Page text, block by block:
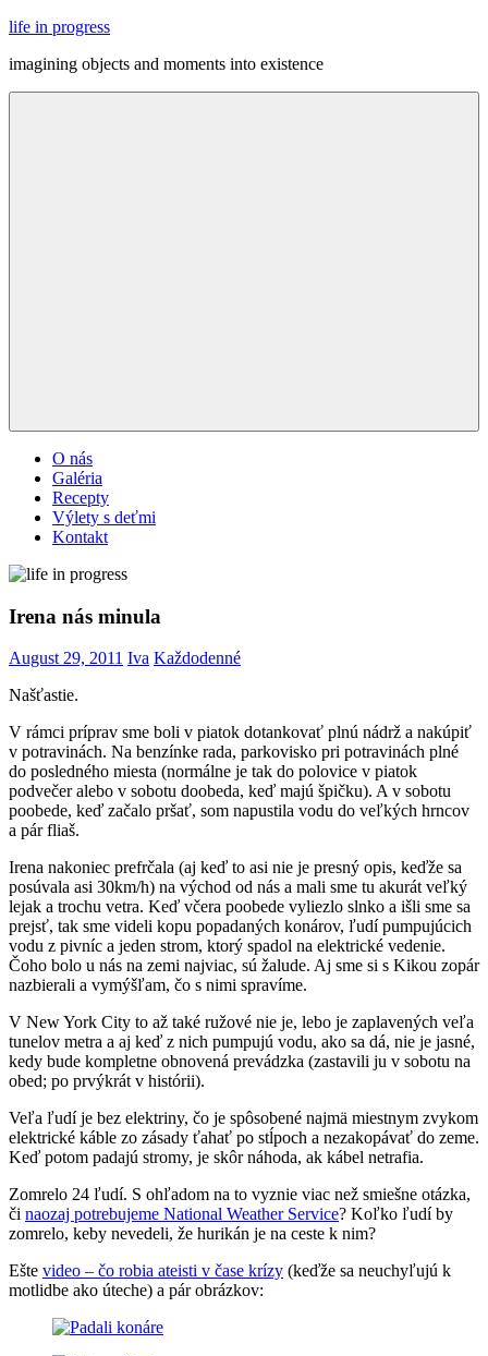
Skip
content
life in progress
imagining objects and moments into existence
O nás
Galéria
Recepty
Výlety s deťmi
Kontakt
Irena nás minula
August 29, 2011 Iva Každodenné
Našťastie.
V rámci príprav sme boli v piatok dotankovať plnú nádrž a nakúpiť
v potravinách. Na benzínke rada, parkovisko pri potravinách plné
do posledného miesta (normálne je tak do polovice v piatok
podvečer alebo v sobotu doobeda, keď majú špičku). A v sobotu
poobede, keď začalo pršať, som napustila vodu do veľkých hrncov
a pár fliaš.
Irena nakoniec prefrčala (aj keď to asi nie je presný opis, keďže sa
posúvala asi 30km/h) na východ od nás a mali sme tu akurát veľký
lejak a trochu vetra. Keď včera poobede vyliezlo slnko a išli sme sa
prejsť, tak sme videli kopu popadaných konárov, ľudí pumpujúcich
vodu z pivníc a jeden strom, ktorý spadol na elektrické vedenie.
Čoho bolo u nás na zemi najviac, sú žalude. Aj sme si s Kikou zopár
nazbierali a vymýšľam, čo s nimi spravíme.
V New York City to až také ružové nie je, lebo je zaplavených veľa
tunelov metra a aj keď z nich pumpujú vodu, ako sa dá, nie je jasné,
kedy bude kompletne obnovená prevádzka (zastavili ju v sobotu na
obed; po prvýkrát v histórii).
Veľa ľudí je bez elektriny, čo je spôsobené najmä miestnym zvykom
elektrické káble zo zásady ťahať po stĺpoch a nezakopávať do zeme.
Keď potom padajú stromy, je skôr náhoda, ak kábel netrafia.
Zomrelo 24 ľudí. S ohľadom na to vyznie viac než smiešne otázka,
či naozaj potrebujeme National Weather Service? Koľko ľudí by
zomrelo, keby nevedeli, že hurikán je na ceste k nim?
Ešte video – čo robia ateisti v čase krízy (keďže sa neuchyľujú k
motlidbe ako úteche) a pár obrázkov: